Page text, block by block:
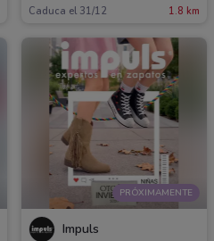
Caduca el 31/12 1.8 km
PRÓXIMAMENTE
Impuls